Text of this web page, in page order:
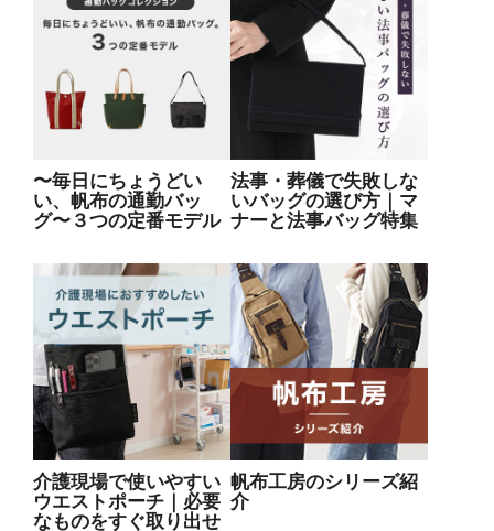
〜毎日にちょうどい
い、帆布の通勤バッ
グ〜３つの定番モデル
法事・葬儀で失敗しな
いバッグの選び方｜マ
ナーと法事バッグ特集
介護現場で使いやすい
ウエストポーチ｜必要
なものをすぐ取り出せ
帆布工房のシリーズ紹
介